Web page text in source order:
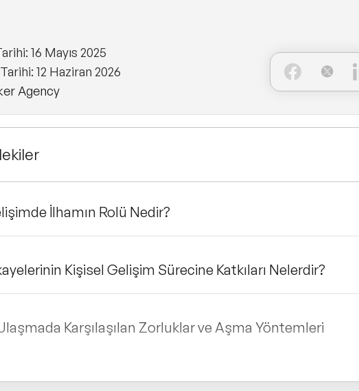
16 Mayıs 2025
12 Haziran 2026
Agency
İlhamın Rolü Nedir?
Kişisel Gelişim Sürecine Katkıları Nelerdir?
Karşılaşılan Zorluklar ve Aşma Yöntemleri